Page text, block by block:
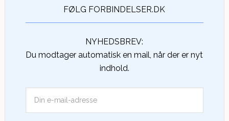
FØLG FORBINDELSER.DK
NYHEDSBREV:
Du modtager automatisk en mail, når der er nyt
indhold.